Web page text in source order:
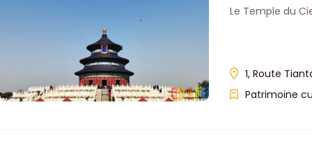
Le Temple du
1, Route
Patrimoine